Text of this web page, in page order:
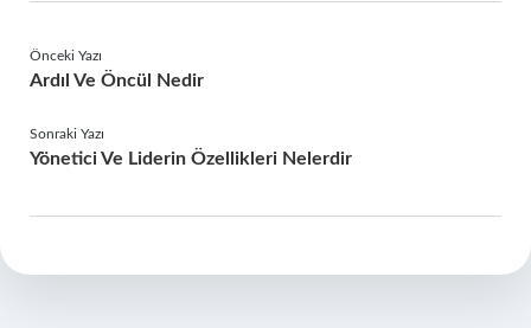
Önceki Yazı
Ardıl Ve Öncül Nedir
Sonraki Yazı
Yönetici Ve Liderin Özellikleri Nelerdir